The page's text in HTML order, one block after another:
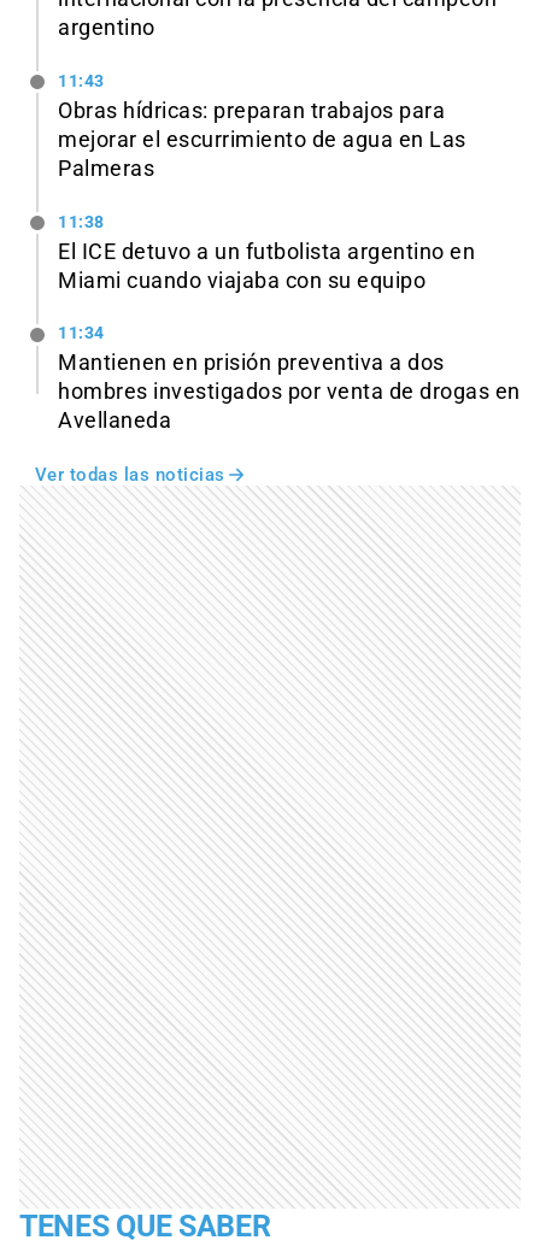
argentino
11:43
Obras hídricas: preparan trabajos para
mejorar el escurrimiento de agua en Las
Palmeras
11:38
El ICE detuvo a un futbolista argentino en
Miami cuando viajaba con su equipo
11:34
Mantienen en prisión preventiva a dos
hombres investigados por venta de drogas en
Avellaneda
Ver todas las noticias
TENES QUE SABER